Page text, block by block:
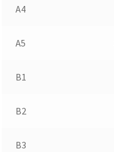
A4
A5
B1
B2
B3